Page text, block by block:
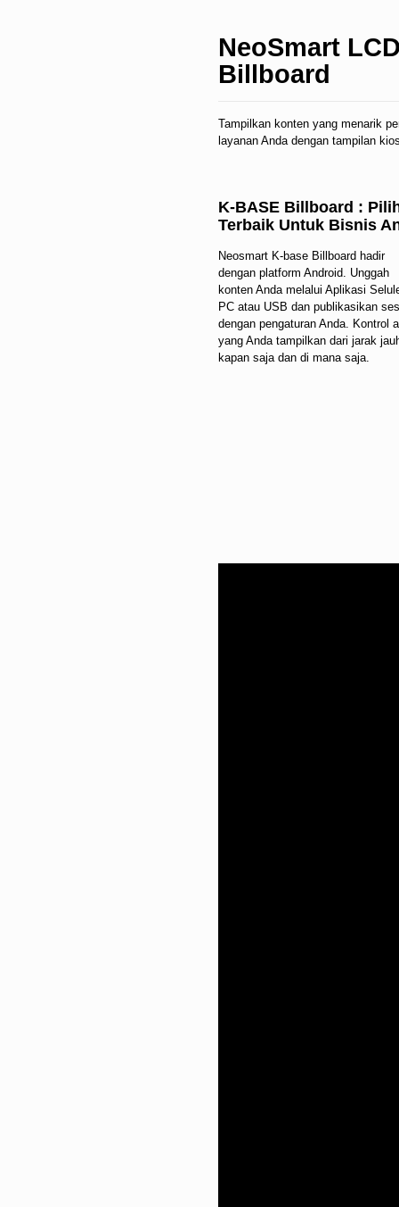
NeoSmart
Billboard
Tampilkan konten yang menarik
layanan Anda dengan tampilan
K-BASE Billboard :
Terbaik Untuk Bisnis
Neosmart K-base Billboard hadir
dengan platform Android. Unggah
konten Anda melalui Aplikasi
PC atau USB dan publikasikan
dengan pengaturan Anda. Kontrol
yang Anda tampilkan dari jarak
kapan saja dan di mana saja.